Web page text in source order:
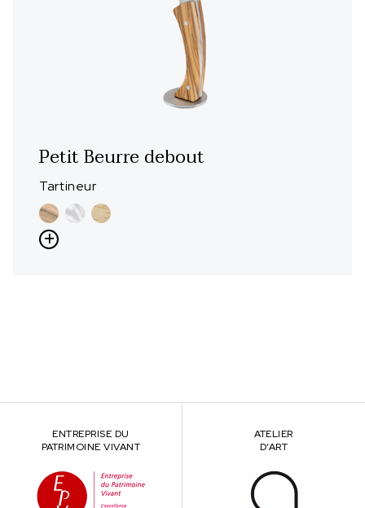
Petit Beurre debout
Tartineur
ENTREPRISE DU
PATRIMOINE VIVANT
ATELIER
D’ART